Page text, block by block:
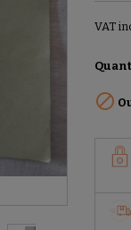
VAT
